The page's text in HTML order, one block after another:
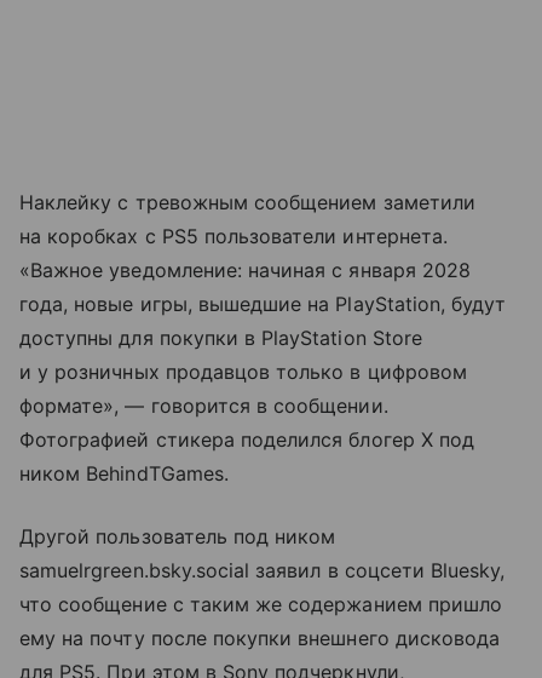
Наклейку с тревожным сообщением заметили
на коробках с PS5 пользователи интернета.
«Важное уведомление: начиная с января 2028
года, новые игры, вышедшие на PlayStation, будут
доступны для покупки в PlayStation Store
и у розничных продавцов только в цифровом
формате», — говорится в сообщении.
Фотографией стикера поделился блогер X под
ником BehindTGames.
Другой пользователь под ником
samuelrgreen.bsky.social заявил в соцсети Bluesky,
что сообщение с таким же содержанием пришло
ему на почту после покупки внешнего дисковода
для PS5. При этом в Sony подчеркнули,